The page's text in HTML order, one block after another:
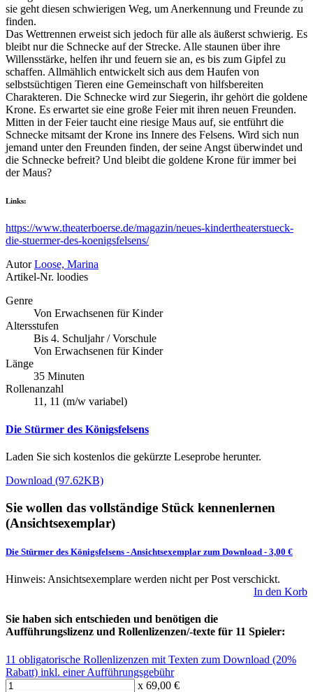
sie geht diesen schwierigen Weg, um Anerkennung und Freunde zu
finden.
Das Wettrennen erweist sich jedoch für alle als äußerst schwierig. Es
bleibt nur die Schnecke auf der Strecke. Alle staunen über ihre
Willensstärke, helfen ihr und feuern sie an, es bis zum Gipfel zu
schaffen. Allmählich entwickelt sich aus dem Haufen von
selbstsüchtigen Tieren eine Gemeinschaft von hilfsbereiten
Charakteren. Die Schnecke wird zur Siegerin, ihr gehört die goldene
Krone. Es erwartet sie eine große Feier mit ihren neuen Freunden.
Mitten in der Feier taucht eine riesige Maus auf, sie entführt die
Schnecke mitsamt der Krone ins Innere des Felsens. Wird sich nun
jemand unter den Freunden finden, der seine Angst überwindet und
die Schnecke befreit? Und bleibt die goldene Krone für immer bei
der Maus?
Links:
https://www.theaterboerse.de/magazin/neues-kindertheaterstueck-
die-stuermer-des-koenigsfelsens/
Autor Loose, Marina
Artikel-Nr. loodies
Genre
Von Erwachsenen für Kinder
Altersstufen
Bis 4. Schuljahr / Vorschule
Von Erwachsenen für Kinder
Länge
35 Minuten
Rollenanzahl
11, 11 (m/w variabel)
Die Stürmer des Königsfelsens
Laden Sie sich kostenlos die gekürzte Leseprobe herunter.
Download (97.62KB)
Sie wollen das vollständige Stück kennenlernen
(Ansichtsexemplar)
Die Stürmer des Königsfelsens - Ansichtsexemplar zum Download - 3,00 €
Hinweis: Ansichtsexemplare werden nicht per Post verschickt.
In den Korb
Sie haben sich entschieden und benötigen die
Aufführungslizenz und Rollenlizenzen/-texte für 11 Spieler:
11 obligatorische Rollenlizenzen mit Texten zum Download (20%
Rabatt) inkl. einer Aufführungsgebühr
x 69,00 €